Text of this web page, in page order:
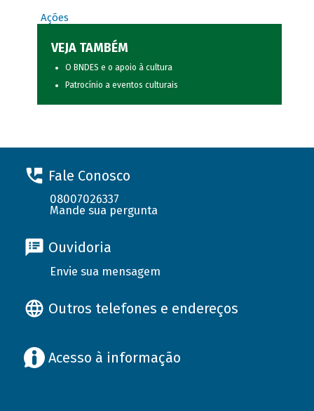
Ações
VEJA TAMBÉM
O BNDES e o apoio à cultura
Patrocínio a eventos culturais
Fale Conosco
08007026337
Mande sua pergunta
Ouvidoria
Envie sua mensagem
Outros telefones e endereços
Acesso à informação